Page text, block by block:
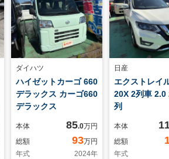
ダイハツ
ハイゼットカーゴ 660
デラックス カーゴ660
デラックス
本体 85.0万円
総額
93万円
年式
2024年
日産
エクストレイ
20X 2列車 2.0
列
本体
総額
年式